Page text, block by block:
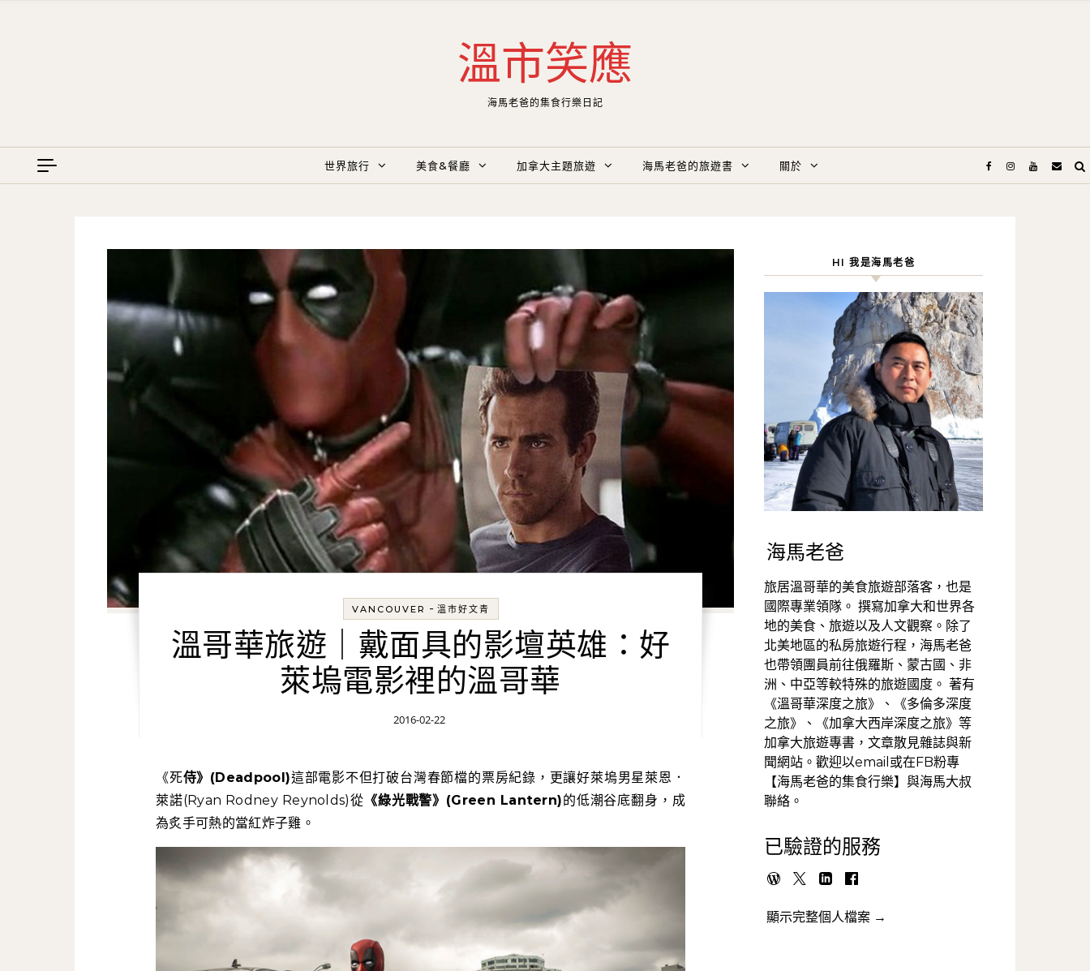
溫市笑應
海馬老爸的集食行樂日記
世界旅行 美食&餐廳 加拿大主題旅遊 海馬老爸的旅遊書 關於
VANCOUVER - 溫市好文青
溫哥華旅遊｜戴面具的影壇英雄：好
萊塢電影裡的溫哥華
2016-02-22
《死侍》(Deadpool)這部電影不但打破台灣春節檔的票房紀錄，更讓好萊塢男星萊恩．
萊諾(Ryan Rodney Reynolds)從 《綠光戰警》(Green Lantern)的低潮谷底翻身，成
為炙手可熱的當紅炸子雞。
HI 我是海馬老爸
海馬老爸
旅居溫哥華的美食旅遊部落客，也是
國際專業領隊。 撰寫加拿大和世界各
地的美食、旅遊以及人文觀察。除了
北美地區的私房旅遊行程，海馬老爸
也帶領團員前往俄羅斯、蒙古國、非
洲、中亞等較特殊的旅遊國度。 著有
《溫哥華深度之旅》、《多倫多深度
之旅》、《加拿大西岸深度之旅》等
加拿大旅遊專書，文章散見雜誌與新
聞網站。歡迎以email或在FB粉專
【海馬老爸的集食行樂】與海馬大叔
聯絡。
已驗證的服務
顯示完整個人檔案 →